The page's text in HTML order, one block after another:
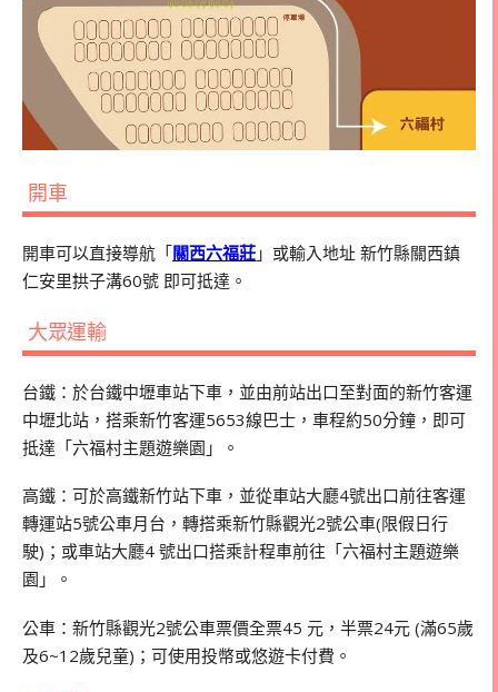
開車
開車可以直接導航「關西六福莊 」或輸入地址 新竹縣關西鎮
仁安里拱子溝60號 即可抵達。
大眾運輸
台鐵：於台鐵中壢車站下車，並由前站出口至對面的新竹客運
中壢北站，搭乘新竹客運5653線巴士，車程約50分鐘，即可
抵達「六福村主題遊樂園」。
高鐵：可於高鐵新竹站下車，並從車站大廳4號出口前往客運
轉運站5號公車月台，轉搭乘新竹縣觀光2號公車(限假日行
駛)；或車站大廳4 號出口搭乘計程車前往「六福村主題遊樂
園」。
公車：新竹縣觀光2號公車票價全票45 元，半票24元 (滿65歲
及6~12歲兒童)；可使用投幣或悠遊卡付費。